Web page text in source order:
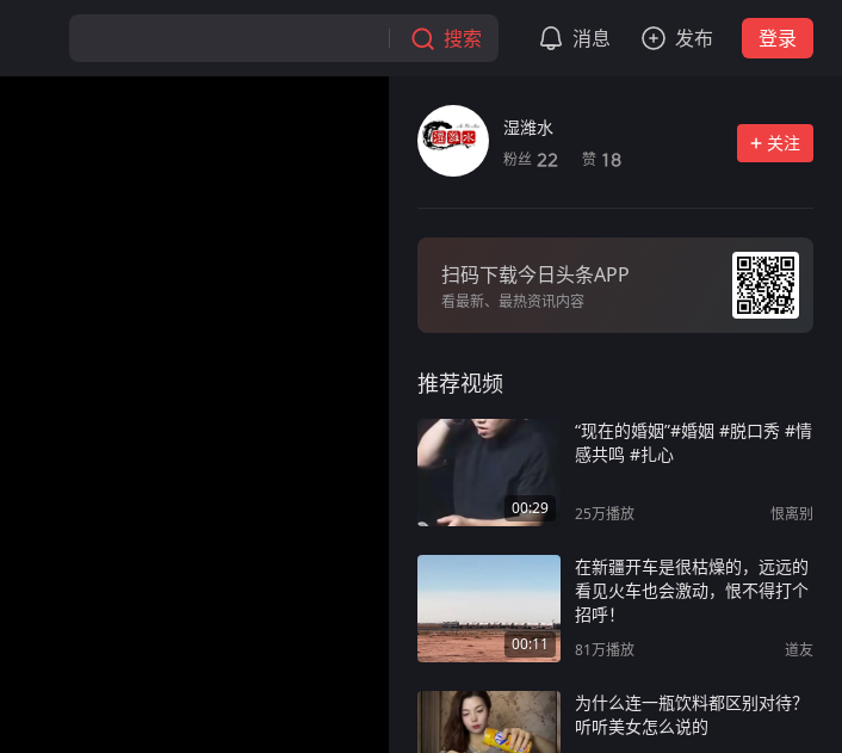
搜索 消息 发布 登录
湿潍水
粉丝 22 赞 18
关注
扫码下载今日头条APP
看最新、最热资讯内容
推荐视频
00:29
“现在的婚姻”#婚姻 #脱口秀 #情
感共鸣 #扎心
25万播放 恨离别
00:11
在新疆开车是很枯燥的，远远的
看见火车也会激动，恨不得打个
招呼！
81万播放 道友
为什么连一瓶饮料都区别对待？
听听美女怎么说的